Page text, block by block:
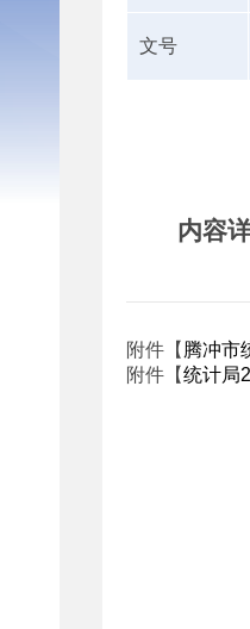
文号
内容
附件【 腾冲市
附件【统计局